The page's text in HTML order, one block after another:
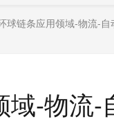
球链条应用领域-物流-
-物流